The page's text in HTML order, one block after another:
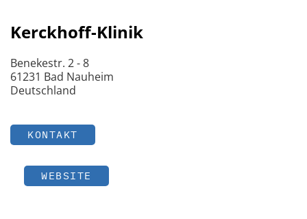
Kerckhoff-Klinik
Benekestr. 2 - 8
61231 Bad Nauheim
Deutschland
KONTAKT
WEBSITE